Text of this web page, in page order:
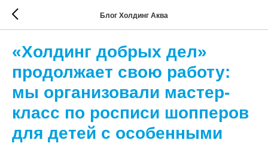
Блог Холдинг Аква
«Холдинг добрых дел»
продолжает свою работу:
мы организовали мастер-
класс по росписи шопперов
для детей с особенными